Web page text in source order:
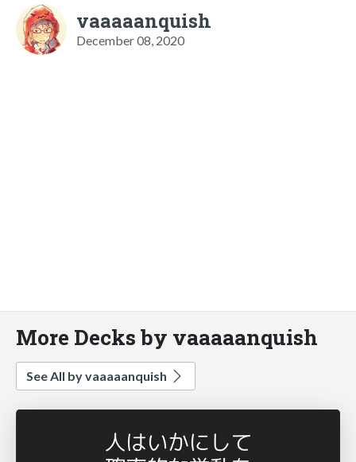
vaaaaanquish
December 08, 2020
More Decks by vaaaaanquish
See All by vaaaaanquish